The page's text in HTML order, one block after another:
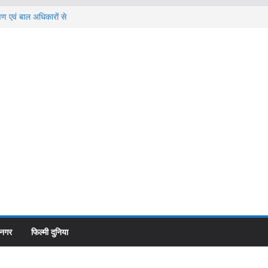
एवं बाल अधिकारों से
फिल्मी दुनिया
कॉलेज की
काशीपुर बाईपास से हटने वाले
व्यापारियों के पुनर्वास की कवायद